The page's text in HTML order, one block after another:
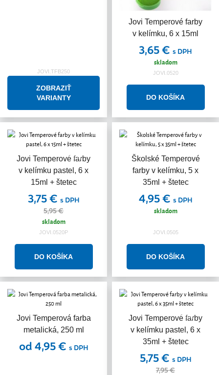
JOVI.TFB250
ZOBRAZIŤ
VARIANTY
Jovi Temperové farby
v kelímku, 6 x 15ml
3,65 € s DPH
skladom
JOVI.0520
Jovi Temperové farby
v kelímku pastel, 6 x
15ml + štetec
Akcia
3,75 € s DPH
5,95 €
skladom
JOVI.0520P
Školské Temperové
farby v kelímku, 5 x
35ml + štetec
4,95 € s DPH
skladom
JOVI.0505
Jovi Temperová farba
metalická, 250 ml
od 4,95 € s DPH
Jovi Temperové farby
v kelímku pastel, 6 x
35ml + štetec
Akcia
5,75 € s DPH
7,95 €